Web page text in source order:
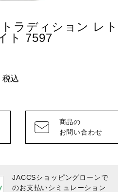
トラディション レト
ト 7597
税込
商品の
お問い合わせ
JACCSショッピングローンで
のお支払いシミュレーション